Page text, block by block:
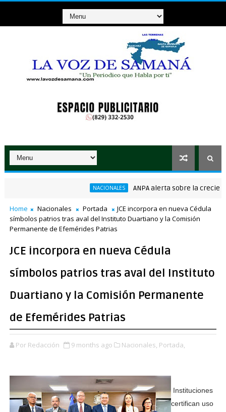
NACIONALES ANPA alerta sobre la creciente
en la convención del PRM
Home Nacionales Portada
JCE incorpora en nueva Cédula
símbolos patrios tras aval del Instituto Duartiano y la Comisión
Permanente de Efemérides Patrias
JCE incorpora en nueva Cédula
símbolos patrios tras aval del Instituto
Duartiano y la Comisión Permanente
de Efemérides Patrias
Por Redacción 9 months ago Nacionales, Portada,
Instituciones
certifican uso